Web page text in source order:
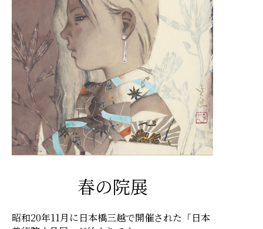
春の院展
昭和20年11月に日本橋三越で開催された「日本